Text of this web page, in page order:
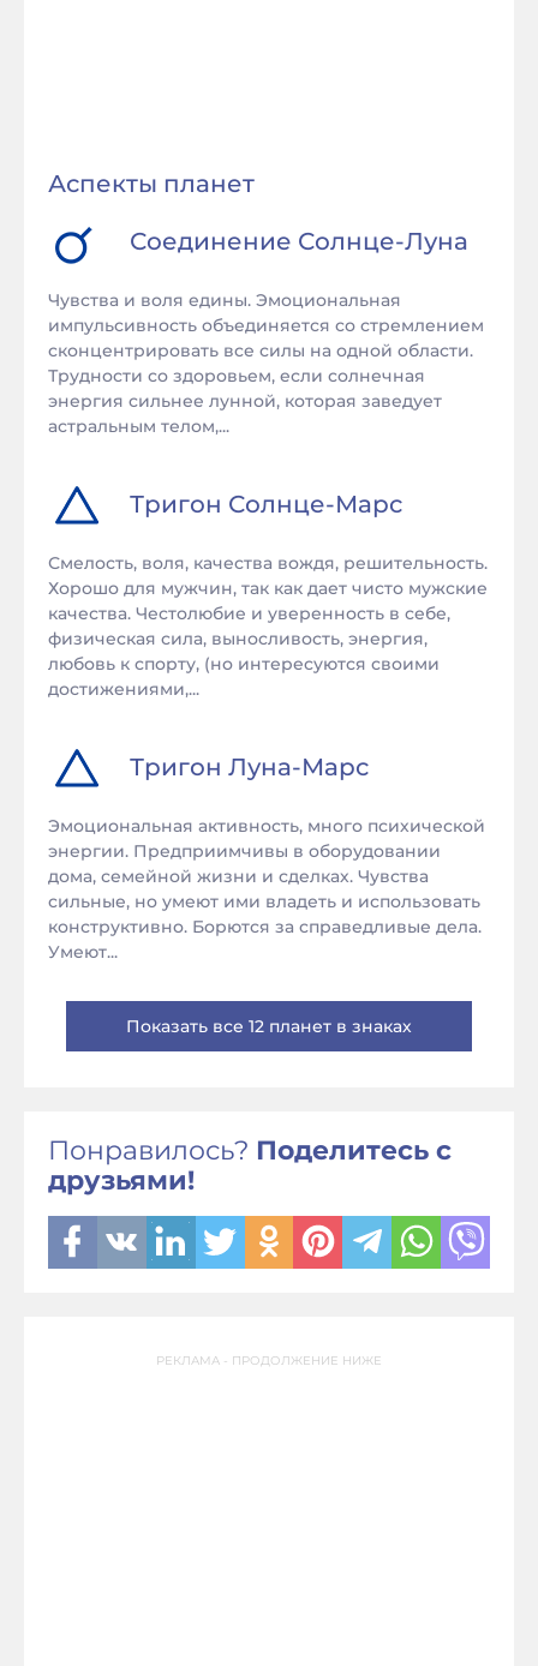
Аспекты планет
Соединение Солнце-Луна
Чувства и воля едины. Эмоциональная
импульсивность объединяется со стремлением
сконцентрировать все силы на одной области.
Трудности со здоровьем, если солнечная
энергия сильнее лунной, которая заведует
астральным телом,...
Тригон Солнце-Марс
Смелость, воля, качества вождя, решительность.
Хорошо для мужчин, так как дает чисто мужские
качества. Честолюбие и уверенность в себе,
физическая сила, выносливость, энергия,
любовь к спорту, (но интересуются своими
достижениями,...
Тригон Луна-Марс
Эмоциональная активность, много психической
энергии. Предприимчивы в оборудовании
дома, семейной жизни и сделках. Чувства
сильные, но умеют ими владеть и использовать
конструктивно. Борются за справедливые дела.
Умеют...
Показать все 12 планет в знаках
Понравилось? Поделитесь с
друзьями!
РЕКЛАМА - ПРОДОЛЖЕНИЕ НИЖЕ